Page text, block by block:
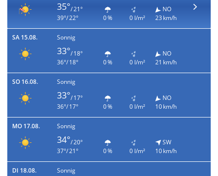
35°/ 21°
39°/ 22°
0 % 0 l/m²
NO
23 km/h
SA 15.08. Sonnig
33°/ 18°
36°/ 18°
0 % 0 l/m²
NO
21 km/h
SO 16.08. Sonnig
33°/ 17°
36°/ 17°
0 % 0 l/m²
NO
10 km/h
MO 17.08. Sonnig
34°/ 20°
37°/ 21°
0 % 0 l/m²
SW
10 km/h
DI 18.08. Sonnig